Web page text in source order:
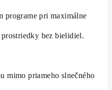
programe pri maximálne
bez bielidiel.
mimo priameho slnečného